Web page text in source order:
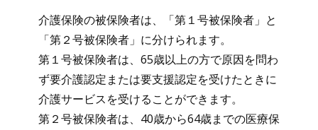
介護保険の被保険者は、「第１号被保険者」と
「第２号被保険者」に分けられます。
第１号被保険者は、65歳以上の方で原因を問わ
ず要介護認定または要支援認定を受けたときに
介護サービスを受けることができます。
第２号被保険者は、40歳から64歳までの医療保